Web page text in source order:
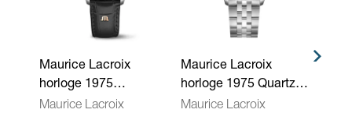
Automatisch
Waterdichtheid 10 ATM - 100 meter
Kenmerken
Uurwerken
Saffierglas, Skeleton, Schroefdeksel,
Aflezing: analoog, Vlindersluiting
Maurice Lacroix
horloge 1975
Automatic Limited
Maurice Lacroix
Maurice Lacroix
horloge 1975 Quartz
40mm 751038-SS002-
Maurice Lacroix